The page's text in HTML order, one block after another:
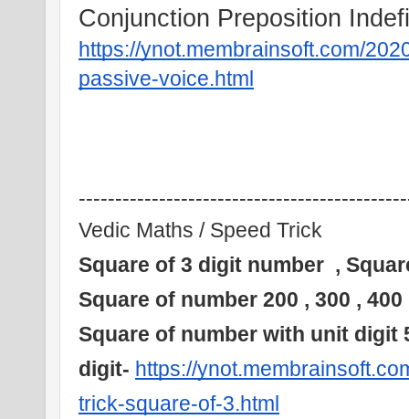
Conjunction Preposition
https://ynot.membrainsoft.com/
passive-voice.html
Vedic Maths / Speed Trick
Square of 3 digit number  ,
Square of number 200 , 300 ,
Square of number with unit digit
digit- https://
trick-square-of-3.html